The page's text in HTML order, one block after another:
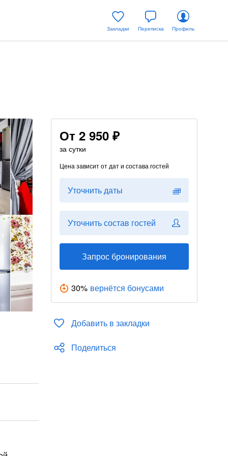
Закладки Переписка Профиль
От 2 950 ₽
за сутки
Цена зависит от дат и состава гостей
Уточнить даты
Уточнить состав гостей
Запрос бронирования
30% вернётся бонусами
Добавить в закладки
Поделиться